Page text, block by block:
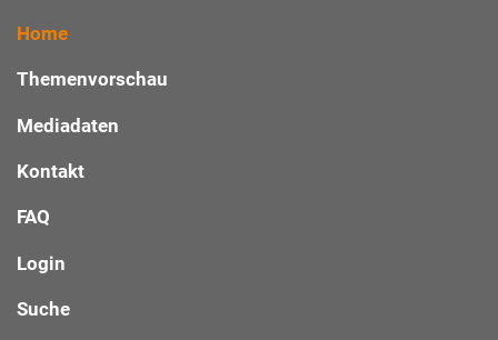
Home
Themenvorschau
Mediadaten
Kontakt
FAQ
Login
Suche